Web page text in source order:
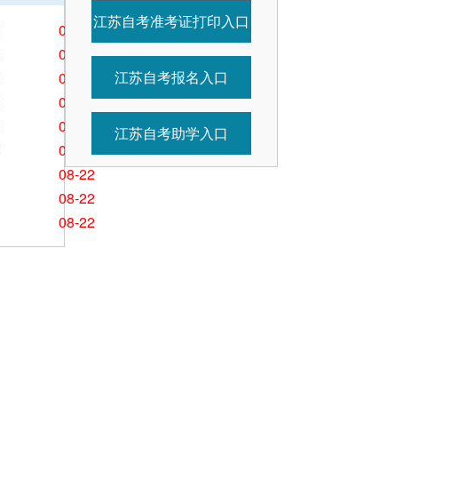
08-30
08-30
08-30
08-29
08-29
08-29
08-22
08-22
08-22
江苏自考准考证打印入口
江苏自考报名入口
江苏自考助学入口